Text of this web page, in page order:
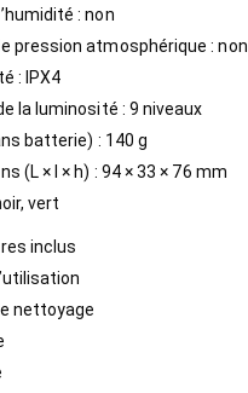
: non
pression atmosphérique : non
: IPX4
la luminosité : 9 niveaux
batterie) : 140 g
(L × l × h) : 94 × 33 × 76 mm
vert
inclus
nettoyage